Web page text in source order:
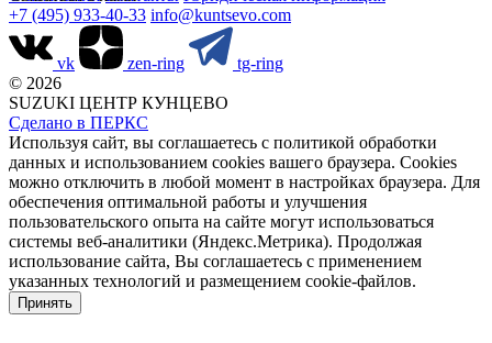
+7 (495) 933-40-33 info@kuntsevo.com
vk zen-ring
tg-ring
© 2026
SUZUKI ЦЕНТР КУНЦЕВО
Сделано в ПЕРКС
Используя сайт, вы соглашаетесь с политикой обработки
данных и использованием cookies вашего браузера. Cookies
можно отключить в любой момент в настройках браузера. Для
обеспечения оптимальной работы и улучшения
пользовательского опыта на сайте могут использоваться
системы веб-аналитики (Яндекс.Метрика). Продолжая
использование сайта, Вы соглашаетесь с применением
указанных технологий и размещением cookie-файлов.
Принять